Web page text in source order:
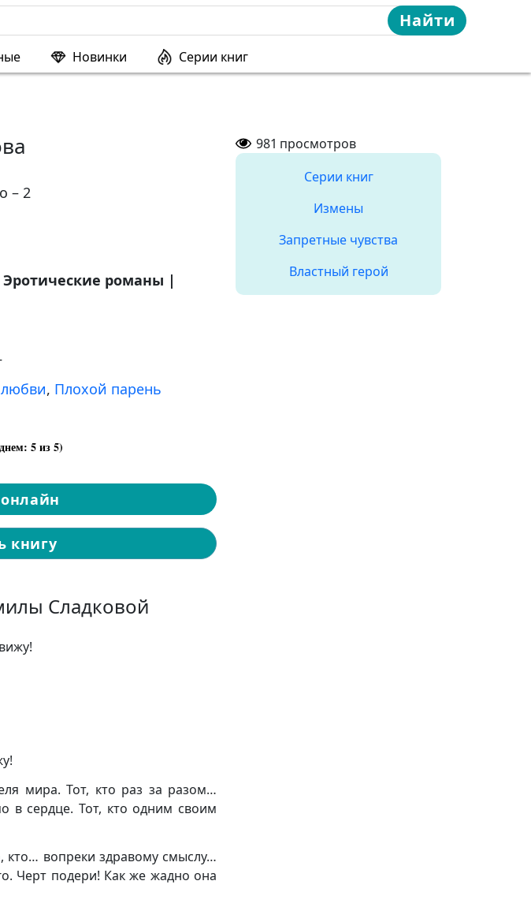
Найти
Новинки Серии книг
– 2
Эротические романы |
, Плохой парень
5из 5)
книгу
Сладковой
мира. Тот, кто раз за разом…
в сердце. Тот, кто одним своим
кто… вопреки здравому смыслу…
Черт подери! Как же жадно она
981 просмотров
Серии книг
Измены
Запретные чувства
Властный герой